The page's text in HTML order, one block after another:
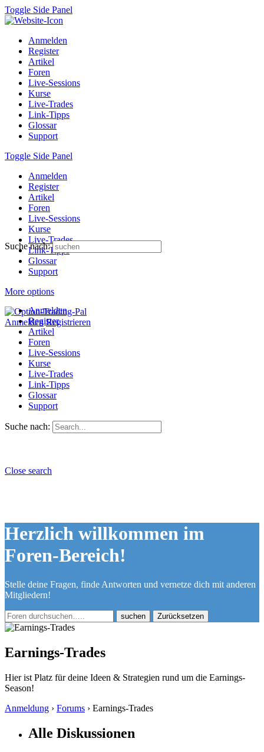
Toggle Side Panel
Anmelden
Register
Artikel
Foren
Live-Sessions
Kurse
Live-Trades
Link-Tipps
Glossar
Support
Toggle Side Panel
Anmelden
Register
Artikel
Foren
Live-Sessions
Kurse
Live-Trades
Link-Tipps
Glossar
Support
More options
Anmelden Registrieren
Suche nach:
Anmelden
Register
Artikel
Foren
Live-Sessions
Kurse
Live-Trades
Link-Tipps
Glossar
Support
Suche nach:
Close search
Herzlich willkommen im
Foren-Bereich!
Stelle deine Fragen, finde Antworten und vernetze dich mit anderen
Mitgliedern!
Zurücksetzen
Earnings-Trades
Hier ist Platz für deine Ideen & Strategien rund um die Earnings-
Season!
Anmeldung › Forums › Earnings-Trades
Alle Diskussionen